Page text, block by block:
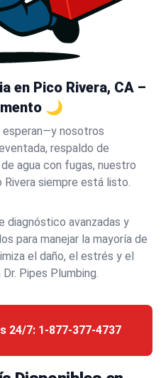
en Pico Rivera, CA –
🌙
nosotros
respaldo de
agua con fugas, nuestro
siempre está listo.
diagnóstico avanzadas y
para manejar la mayoría de
el daño, el estrés y el
Pipes Plumbing.
24/7: 1-877-377-4737